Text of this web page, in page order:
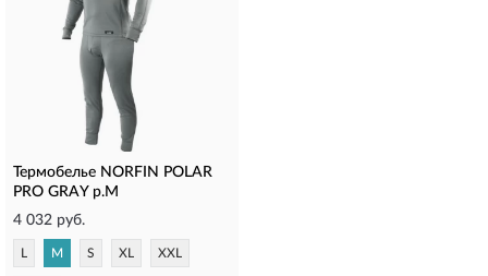
Термобелье NORFIN POLAR
PRO GRAY р.M
4 032 руб.
M S XL XXL